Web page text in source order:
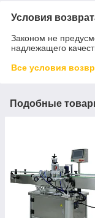
Условия
Законом не
надлежащего
Все условия
Подобные